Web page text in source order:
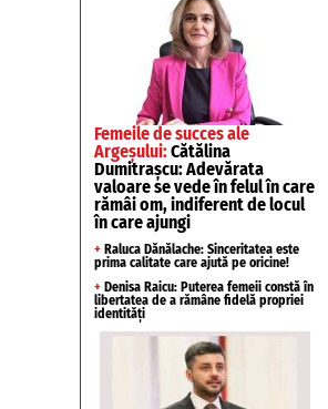
Femeile de succes ale
Argeșului:Cătălina
Dumitrașcu: Adevărata
valoare se vede în felul în care
rămâi om, indiferent de locul
în care ajungi
+ Raluca Dănălache: Sinceritatea este
prima calitate care ajută pe oricine!
+ Denisa Raicu: Puterea femeii constă în
libertatea de a rămâne fidelă propriei
identități